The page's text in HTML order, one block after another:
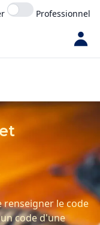
Professionnel
renseigner le code
code d'une